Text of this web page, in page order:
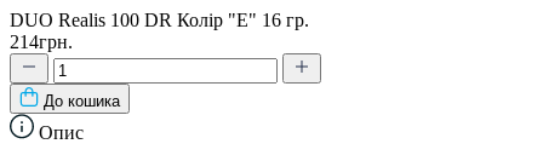
DUO Realis 100 DR Колір "E" 16 гр.
214грн.
До кошика
Опис